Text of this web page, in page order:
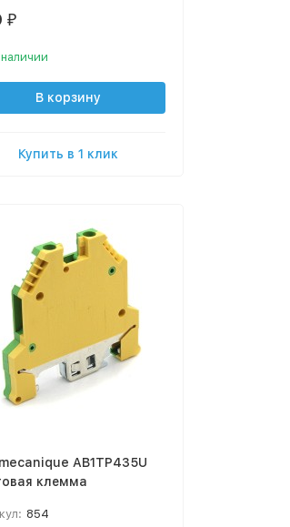
₽
В корзину
Купить в 1 клик
AB1TP435U
клемма
854